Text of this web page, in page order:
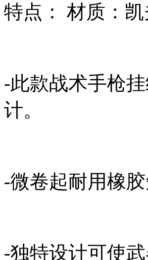
特点： 材质：
-此款战术手枪
计。
-微卷起耐用橡
-独特设计可使